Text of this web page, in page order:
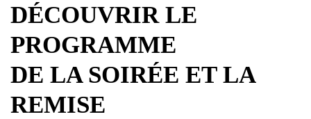
DÉCOUVRIR LE
PROGRAMME
DE LA SOIRÉE ET LA
REMISE